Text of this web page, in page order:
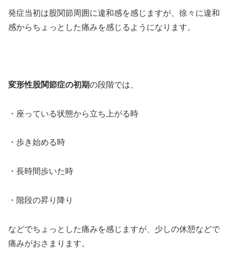
発症当初は股関節周囲に違和感を感じますが、徐々に違和
感からちょっとした痛みを感じるようになります。
変形性股関節症の初期の段階では、
・座っている状態から立ち上がる時
・歩き始める時
・長時間歩いた時
・階段の昇り降り
などでちょっとした痛みを感じますが、少しの休憩などで
痛みがおさまります。